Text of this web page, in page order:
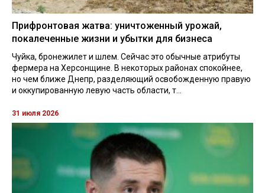
Прифронтовая жатва: уничтоженный урожай,
покалеченные жизни и убытки для бизнеса
Чуйка, бронежилет и шлем. Сейчас это обычные атрибуты
фермера на Херсонщине. В некоторых районах спокойнее,
но чем ближе Днепр, разделяющий освобожденную правую
и оккупированную левую часть области, т...
31 июля 2026